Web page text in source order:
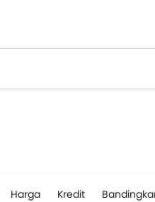
Harga Kredit